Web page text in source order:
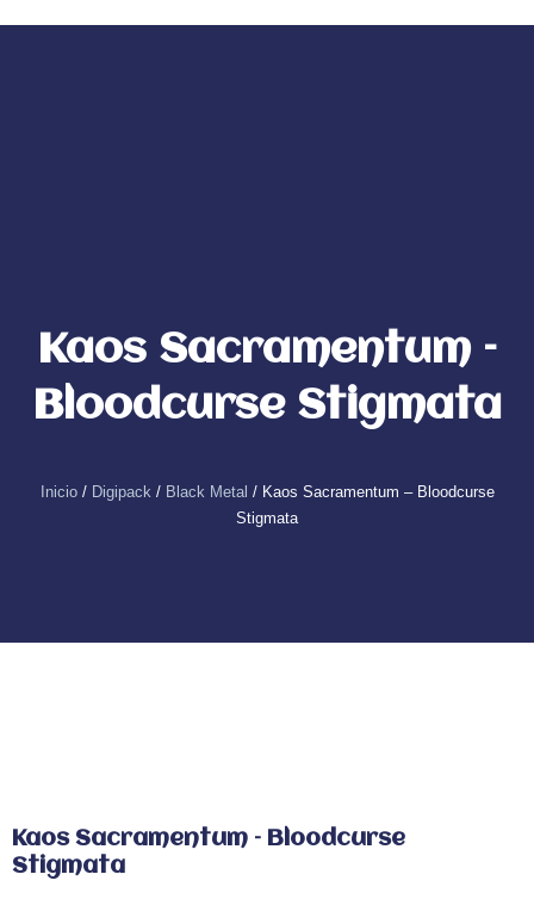
Kaos Sacramentum –
Bloodcurse Stigmata
Inicio/ Digipack/ Black Metal / Kaos Sacramentum – Bloodcurse
Stigmata
Kaos Sacramentum – Bloodcurse
Stigmata